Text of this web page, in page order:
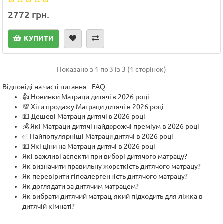
2772 грн.
КУПИТИ
Показано з 1 по 3 із 3 (1 сторінок)
Відповіді на часті питання - FAQ
👍 Новинки Матраци дитячі в 2026 році
💯 Хіти продажу Матраци дитячі в 2026 році
💵 Дешеві Матраци дитячі в 2026 році
💰 Які Матраци дитячі найдорожчі преміум в 2026 році
✅ Найпопулярніші Матраци дитячі в 2026 році
💵 Які ціни на Матраци дитячі в 2026 році
Які важливі аспекти при виборі дитячого матрацу?
Як визначити правильну жорсткість дитячого матрацу?
Як перевірити гіпоалергенність дитячого матрацу?
Як доглядати за дитячим матрацем?
Як вибрати дитячий матрац, який підходить для ліжка в
дитячій кімнаті?